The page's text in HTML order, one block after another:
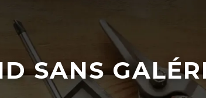
SANS